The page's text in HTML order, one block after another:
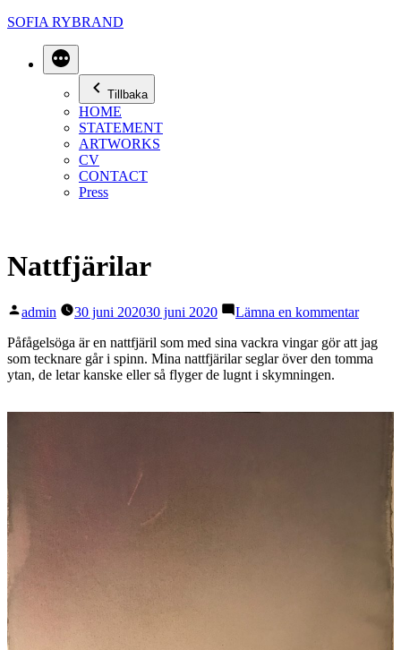
Hoppa
SOFIA RYBRAND
Mer
Tillbaka
HOME
STATEMENT
ARTWORKS
CV
CONTACT
Press
Nattfjärilar
Publicerat
admin 30 juni 202030 juni 2020 Lämna en kommentartill
Påfågelsöga är en nattfjäril som med sina vackra vingar gör att jag
som tecknare går i spinn. Mina nattfjärilar seglar över den tomma
ytan, de letar kanske eller så flyger de lugnt i skymningen.